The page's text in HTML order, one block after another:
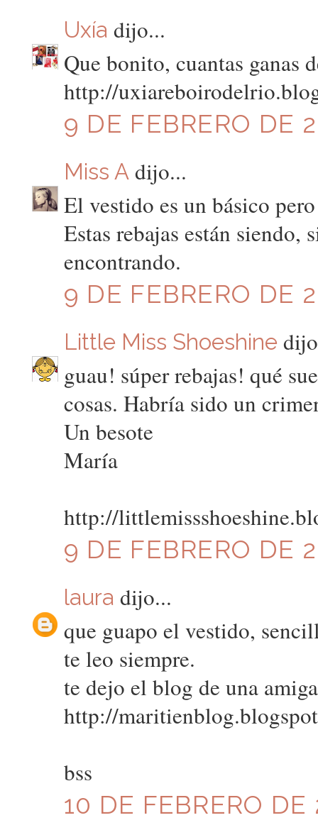
Uxía dijo...
Que bonito, cuantas ganas
http://
9 DE FEBRERO DE
Miss Adijo...
El vestido es un básico
Estas rebajas están siendo,
encontrando.
9 DE FEBRERO DE
Little Miss Shoeshine
guau! súper rebajas! qué
cosas. Habría sido un
Un besote
María
http://
9 DE FEBRERO DE
laura dijo...
que guapo el vestido,
te leo siempre.
te dejo el blog de una
http://
bss
10 DE FEBRERO DE